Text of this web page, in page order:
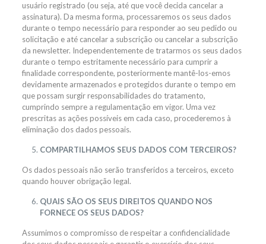
usuário registrado (ou seja, até que você decida cancelar a
assinatura). Da mesma forma, processaremos os seus dados
durante o tempo necessário para responder ao seu pedido ou
solicitação e até cancelar a subscrição ou cancelar a subscrição
da newsletter. Independentemente de tratarmos os seus dados
durante o tempo estritamente necessário para cumprir a
finalidade correspondente, posteriormente mantê-los-emos
devidamente armazenados e protegidos durante o tempo em
que possam surgir responsabilidades do tratamento,
cumprindo sempre a regulamentação em vigor. Uma vez
prescritas as ações possíveis em cada caso, procederemos à
eliminação dos dados pessoais.
COMPARTILHAMOS SEUS DADOS COM TERCEIROS?
Os dados pessoais não serão transferidos a terceiros, exceto
quando houver obrigação legal.
QUAIS SÃO OS SEUS DIREITOS QUANDO NOS
FORNECE OS SEUS DADOS?
Assumimos o compromisso de respeitar a confidencialidade